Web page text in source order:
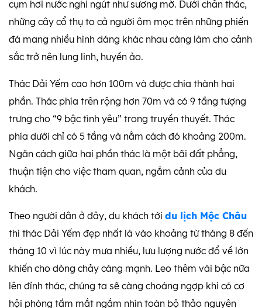
cụm hơi nước nghi ngút như sương mờ. Dưới chân thác,
những cây cổ thụ to cả người ôm mọc trên những phiến
đá mang nhiều hình dáng khác nhau càng làm cho cảnh
sắc trở nên lung linh, huyền ảo.
Thác Dải Yếm cao hơn 100m và được chia thành hai
phần. Thác phía trên rộng hơn 70m và có 9 tầng tượng
trưng cho “9 bậc tình yêu” trong truyền thuyết. Thác
phía dưới chỉ có 5 tầng và nằm cách đó khoảng 200m.
Ngăn cách giữa hai phần thác là một bãi đất phẳng,
thuận tiện cho việc tham quan, ngắm cảnh của du
khách.
Theo người dân ở đây, du khách tới du lịch Mộc Châu
thì thác Dải Yếm đẹp nhất là vào khoảng từ tháng 8 đến
tháng 10 vì lúc này mưa nhiều, lưu lượng nước đổ về lớn
khiến cho dòng chảy càng mạnh. Leo thêm vài bậc nữa
lên đỉnh thác, chúng ta sẽ càng choáng ngợp khi có cơ
hội phóng tầm mắt ngắm nhìn toàn bộ thảo nguyên